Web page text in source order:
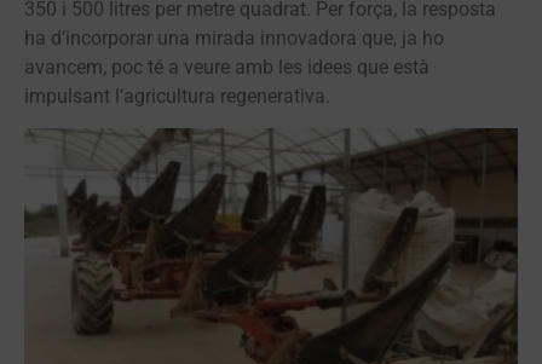
350 i 500 litres per metre quadrat. Per força, la resposta
ha d’incorporar una mirada innovadora que, ja ho
avancem, poc té a veure amb les idees que està
impulsant l’agricultura regenerativa.